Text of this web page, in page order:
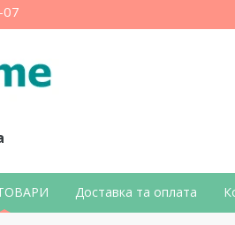
Доставка та оплата